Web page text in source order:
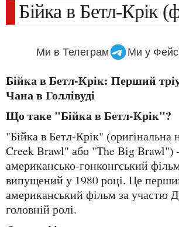
Бійка в Бетл-Крік
Ми в Телеграм Ми у
Бійка в Бетл-Крік: Перший тріумф Джекі
Чана в Голлівуді
Що таке "Бійка в Бетл-Крік"?
"Бійка в Бетл-Крік" (оригінальна назва "Battle
Creek Brawl" або "The Big Brawl")
американсько-гонконгський
випущений у 1980 році. Це
американський фільм за участю
головній ролі.